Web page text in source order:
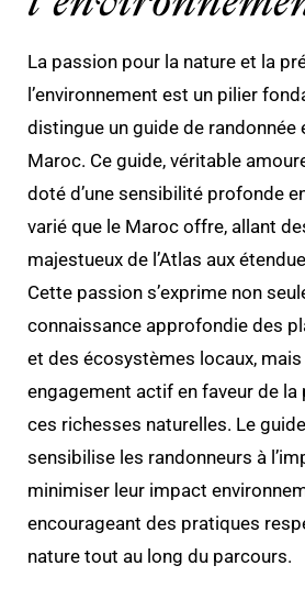
La passion pour la nature et la
l’environnement est un pilier
distingue un guide de randonnée
Maroc. Ce guide, véritable
doté d’une sensibilité profonde
varié que le Maroc offre, allant
majestueux de l’Atlas aux
Cette passion s’exprime non
connaissance approfondie des
et des écosystèmes locaux,
engagement actif en faveur de la
ces richesses naturelles. Le
sensibilise les randonneurs à
minimiser leur impact
encourageant des pratiques
nature tout au long du parcours.